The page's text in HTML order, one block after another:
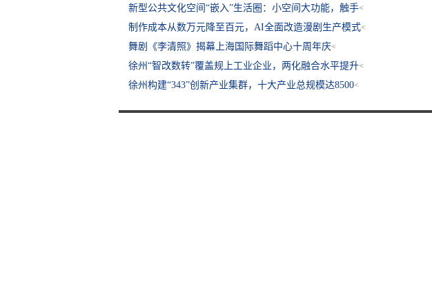
新型公共文化空间“嵌入”生活圈：小空间大功能，触手<
制作成本从数万元降至百元，AI全面改造漫剧生产模式<
舞剧《李清照》揭幕上海国际舞蹈中心十周年庆<
徐州“智改数转”覆盖规上工业企业，两化融合水平提升<
徐州构建“343”创新产业集群，十大产业总规模达8500<